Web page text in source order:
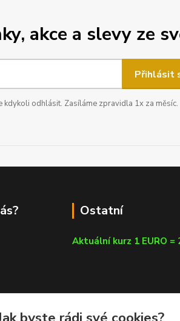
akce a slevy ze
Přihlásit
kdykoli odhlásit. Zasíláme zpravidla 1x za měsíc.
Ostatní
Aktuální kurz 1 EURO =